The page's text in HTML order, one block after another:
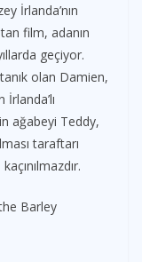
İrlanda’nın
film, adanın
geçiyor.
olan Damien,
İrlanda’lı
ağabeyi Teddy,
taraftarı
Barley